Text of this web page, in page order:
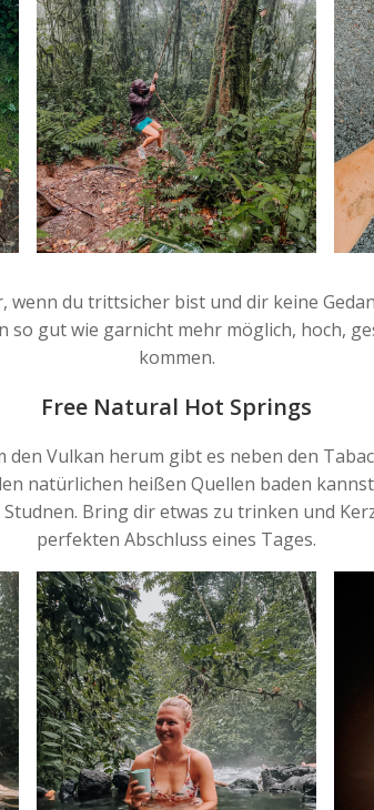
wenn du trittsicher bist und dir keine
so gut wie garnicht mehr möglich, hoch,
kommen.
Free Natural Hot Springs
den Vulkan herum gibt es neben den
natürlichen heißen Quellen baden
Bring dir etwas zu trinken und
perfekten Abschluss eines Tages.